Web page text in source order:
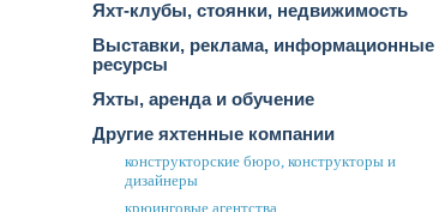
Яхт-клубы, стоянки, недвижимость
Выставки, реклама, информационные
ресурсы
Яхты, аренда и обучение
Другие яхтенные компании
конструкторские бюро, конструкторы и
дизайнеры
крюинговые агентства